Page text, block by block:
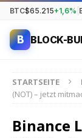
BTC$65.215+1,6%
B BLOCK-
STARTSEITE
(NOT) – jetzt
Binance